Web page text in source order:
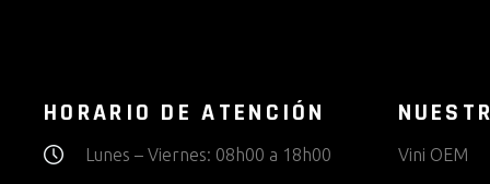
HORARIO DE ATENCIÓN
Lunes – Viernes: 08h00 a 18h00 Vini OEM